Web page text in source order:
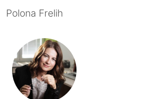
Polona Frelih